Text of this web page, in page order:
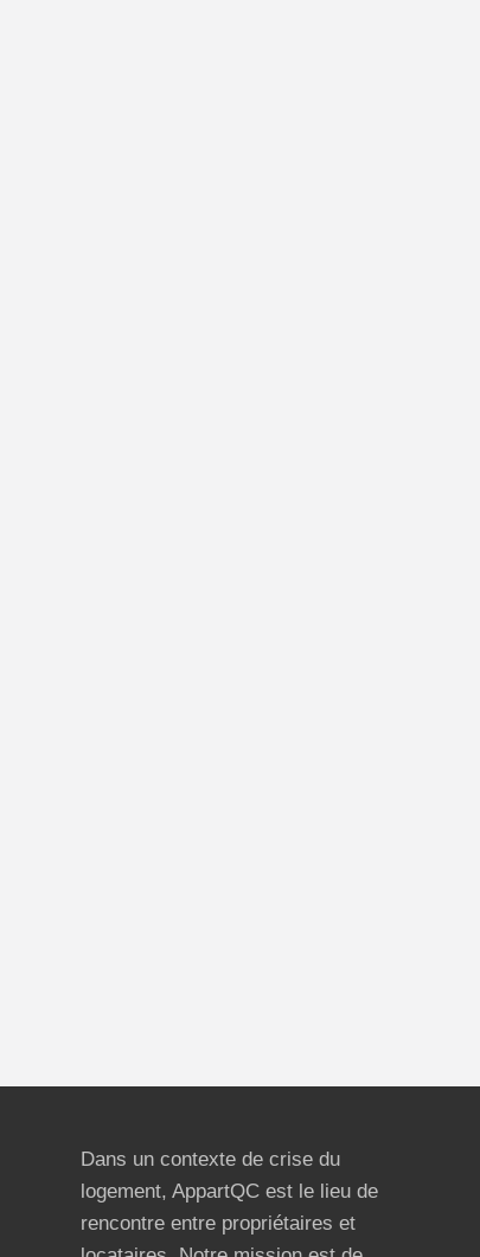
Dans un contexte de crise du
logement, AppartQC est le lieu de
rencontre entre propriétaires et